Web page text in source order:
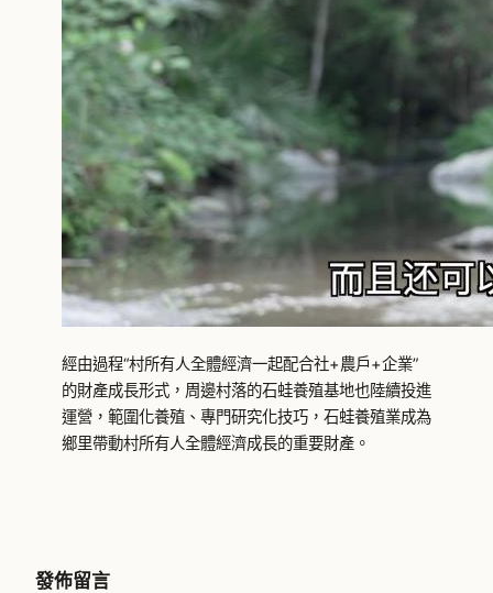
經由過程“村所有人全體經濟一起配合社+農戶+企業”
的財產成長形式，周邊村落的石蛙養殖基地也陸續投進
運營，範圍化養殖、專門研究化技巧，石蛙養殖業成為
鄉里帶動村所有人全體經濟成長的重要財產。
發佈留言